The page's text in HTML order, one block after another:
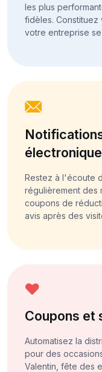
les plus
fidèles.
votre entreprise
électronique
Restez à l'écoute
régulièrement des
coupons de
avis après des
Coupons et
Automatisez la
pour des
Valentin, fête des